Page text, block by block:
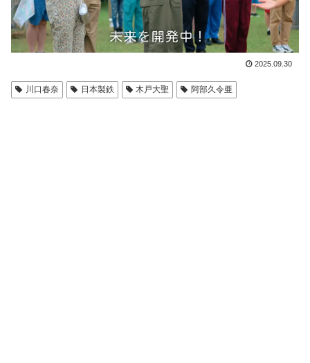
2025.09.30
川口春奈 日本製鉄 木戸大聖 阿部久令亜